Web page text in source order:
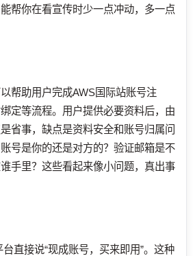
帮你在看宣传时少一点冲动，多一点
帮助用户完成AWS国际站账号注
定等流程。用户提供必要资料后，由
省事，缺点是资料安全和账号归属问
号是你的还是对方的？验证邮箱是不
手里？这些看起来像小问题，真出事
台直接说“现成账号，买来即用”。这种